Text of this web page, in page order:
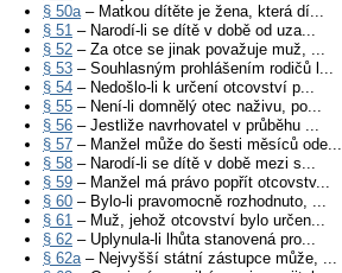
§ 50a– Matkou dítěte je žena, která dí...
§ 51 – Narodí-li se dítě v době od uza...
§ 52 – Za otce se jinak považuje muž, ...
§ 53 – Souhlasným prohlášením rodičů l...
§ 54 – Nedošlo-li k určení otcovství p...
§ 55 – Není-li domnělý otec naživu, po...
§ 56 – Jestliže navrhovatel v průběhu ...
§ 57 – Manžel může do šesti měsíců ode...
§ 58 – Narodí-li se dítě v době mezi s...
§ 59 – Manžel má právo popřít otcovstv...
§ 60 – Bylo-li pravomocně rozhodnuto, ...
§ 61 – Muž, jehož otcovství bylo určen...
§ 62 – Uplynula-li lhůta stanovená pro...
§ 62a– Nejvyšší státní zástupce může, ...